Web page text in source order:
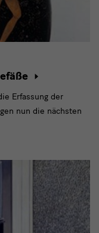
Erfassung der
nun die nächsten